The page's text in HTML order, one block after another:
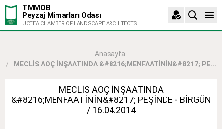
TMMOB
Peyzaj Mimarları Odası
UCTEA CHAMBER OF LANDSCAPE ARCHITECTS
Anasayfa
MECLİS AOÇ İNŞAATINDA &#8216;MENFAATİNİN&#8217; PE...
MECLİS AOÇ İNŞAATINDA
&#8216;MENFAATİNİN&#8217; PEŞİNDE - BİRGÜN
/ 16.04.2014